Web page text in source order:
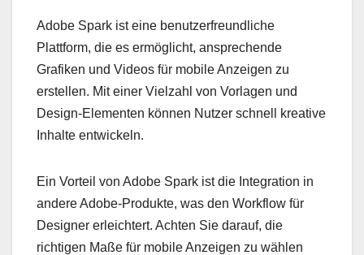
Adobe Spark ist eine benutzerfreundliche
Plattform, die es ermöglicht, ansprechende
Grafiken und Videos für mobile Anzeigen zu
erstellen. Mit einer Vielzahl von Vorlagen und
Design-Elementen können Nutzer schnell kreative
Inhalte entwickeln.
Ein Vorteil von Adobe Spark ist die Integration in
andere Adobe-Produkte, was den Workflow für
Designer erleichtert. Achten Sie darauf, die
richtigen Maße für mobile Anzeigen zu wählen